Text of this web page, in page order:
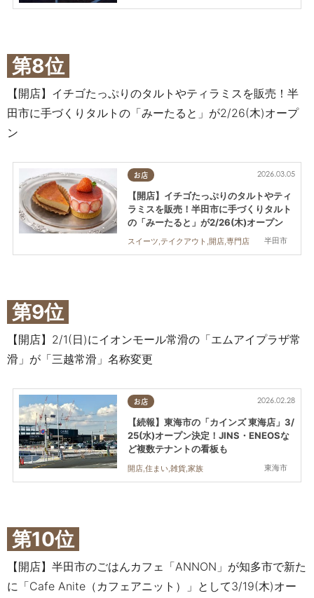
第8位
【開店】イチゴたっぷりのタルトやティラミスを販売！半
田市に手づくりタルトの「みーたると」が2/26(木)オープ
ン
お店
半田市
2026.03.05
【開店】イチゴたっぷりのタルトやティ
ラミスを販売！半田市に手づくりタルト
の「みーたると」が2/26(木)オープン
スイーツ,テイクアウト,開店,専門店
第9位
【開店】2/1(日)にイオンモール常滑の「エムアイプラザ常
滑」が「三越常滑」名称変更
お店
東海市
2026.02.28
【続報】東海市の「カインズ 東海店」3/
25(水)オープン決定！JINS・ENEOSな
ど複数テナントの看板も
開店,住まい,雑貨,家族
第10位
【開店】半田市のごはんカフェ「ANNON」が知多市で新た
に「Cafe Anite（カフェアニット）」として3/19(木)オー